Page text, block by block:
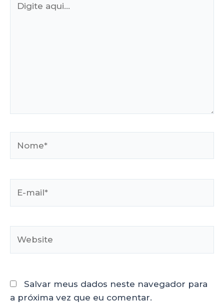
Salvar meus dados neste navegador para
a próxima vez que eu comentar.